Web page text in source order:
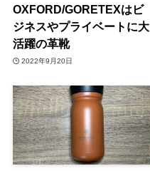
OXFORD/GORETEXはビ
ジネスやプライベートに大
活躍の革靴
2022年9月20日